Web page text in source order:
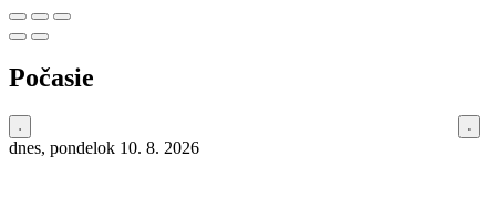
Počasie
dnes, pondelok 10. 8. 2026